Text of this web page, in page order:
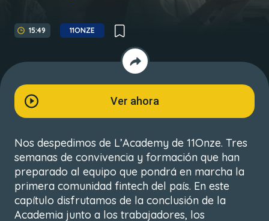
15:49 11ONZE
Ver ahora
Nos despedimos de L’Academy de 11Onze. Tres
semanas de convivencia y formación que han
preparado al equipo que pondrá en marcha la
primera comunidad fintech del país. En este
capítulo disfrutamos de la conclusión de la
Academia junto a los trabajadores, los